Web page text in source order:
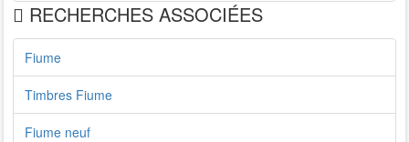
RECHERCHES ASSOCIÉES
Fiume
Timbres Fiume
Fiume neuf